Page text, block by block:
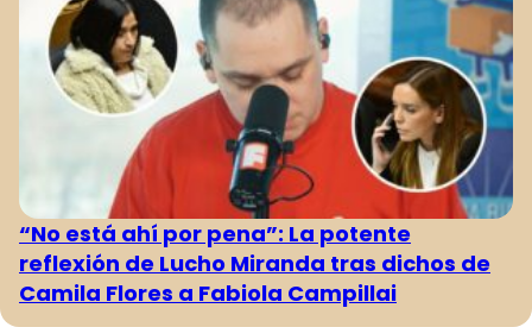
“No está ahí por pena”: La potente
reflexión de Lucho Miranda tras dichos de
Camila Flores a Fabiola Campillai